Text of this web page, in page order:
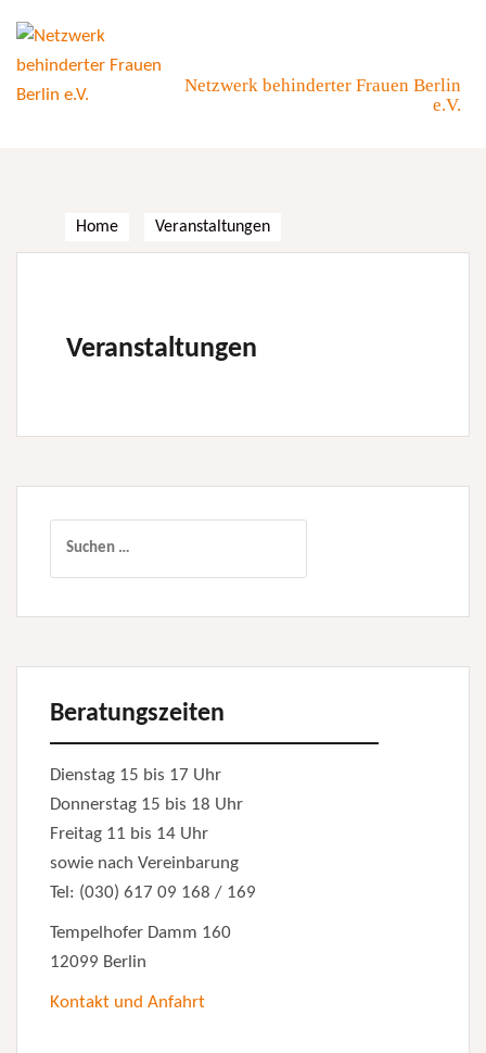
content
Netzwerk behinderter Frauen Berlin
e.V.
Home Veranstaltungen
Veranstaltungen
Beratungszeiten
Dienstag 15 bis 17 Uhr
Donnerstag 15 bis 18 Uhr
Freitag 11 bis 14 Uhr
sowie nach Vereinbarung
Tel: (030) 617 09 168 / 169
Tempelhofer Damm 160
12099 Berlin
Kontakt und Anfahrt